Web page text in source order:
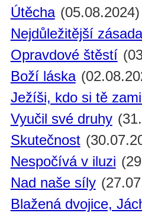
Útěcha (05.08.2024)
Nejdůležitější zásada
Opravdové štěstí
Boží láska
Ježíši, kdo si tě
Vyučil své druhy
Skutečnost
Nespočívá v iluzi
Nad naše síly
Blažená dvojice,